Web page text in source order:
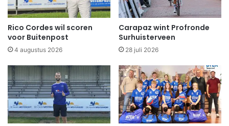
Rico Cordes wil scoren
voor Buitenpost
4 augustus 2026
Carapaz wint Profronde
Surhuisterveen
28 juli 2026